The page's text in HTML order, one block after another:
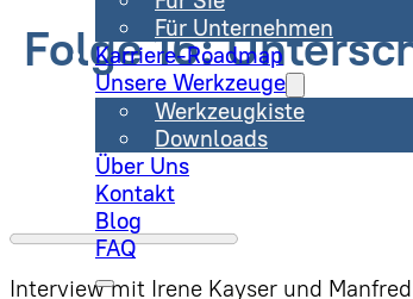
Für Unternehmen
Karriere-Roadmap
Unsere Werkzeuge
Werkzeugkiste
Downloads
Über Uns
Kontakt
Blog
FAQ
Folge 16:
Interview mit Irene Kayser und